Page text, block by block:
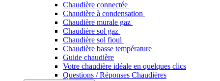
Chaudière connectée
Chaudière à condensation
Chaudière murale gaz
Chaudière sol gaz
Chaudière sol fioul
Chaudière basse température
Guide chaudière
Votre chaudière idéale en quelques clics
Questions / Réponses Chaudières